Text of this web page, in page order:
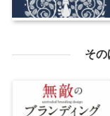
そ